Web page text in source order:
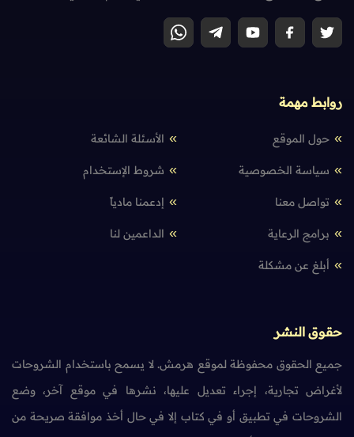
روابط مهمة
حول الموقع الأسئلة الشائعة
سياسة الخصوصية شروط الإستخدام
تواصل معنا إدعمنا مادياً
برامج الرعاية الداعمين لنا
أبلغ عن مشكلة
حقوق النشر
جميع الحقوق محفوظة لموقع هرمش. لا يسمح باستخدام الشروحات
لأغراض تجارية، إجراء تعديل عليها، نشرها في موقع آخر، وضع
الشروحات في تطبيق أو في كتاب إلا في حال أخذ موافقة صريحة من